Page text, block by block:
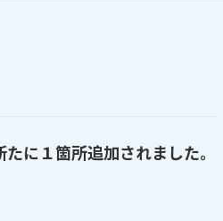
に１箇所追加されました。